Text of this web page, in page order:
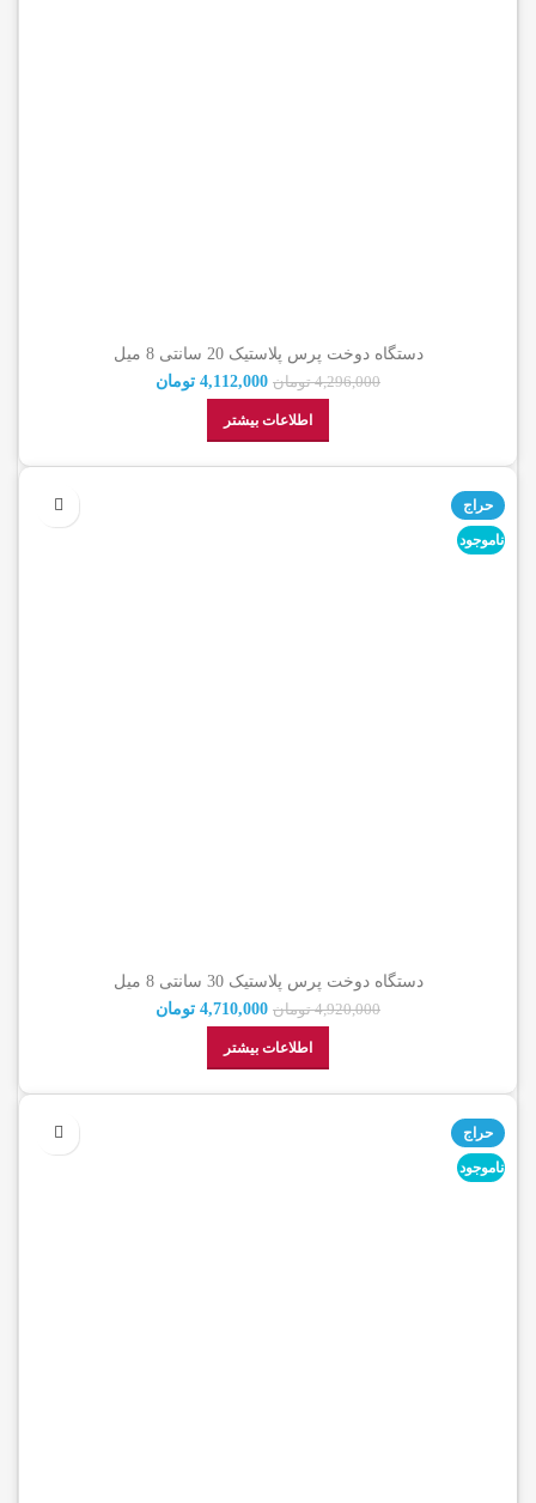
دستگاه دوخت پرس پلاستیک 20 سانتی 8 میل
4,296,000 تومان 4,112,000 تومان
اطلاعات بیشتر
حراج
ناموجود
دستگاه دوخت پرس پلاستیک 30 سانتی 8 میل
4,920,000 تومان 4,710,000 تومان
اطلاعات بیشتر
حراج
ناموجود